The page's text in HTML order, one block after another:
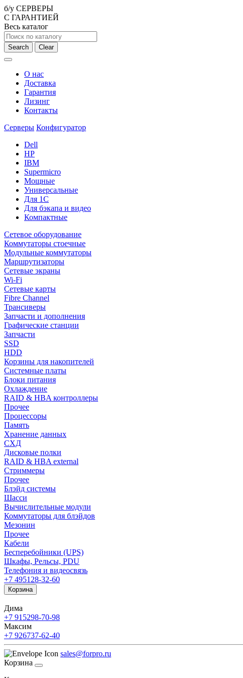
б/у СЕРВЕРЫ
С ГАРАНТИЕЙ
Весь каталог
Search Clear
О нас
Доставка
Гарантия
Лизинг
Контакты
Серверы Конфигуратор
Dell
HP
IBM
Supermicro
Мощные
Универсальные
Для 1С
Для бэкапа и видео
Компактные
Сетевое оборудование
Коммутаторы стоечные
Модульные коммутаторы
Маршрутизаторы
Сетевые экраны
Wi-Fi
Сетевые карты
Fibre Channel
Трансиверы
Запчасти и дополнения
Графические станции
Запчасти
SSD
HDD
Корзины для накопителей
Системные платы
Блоки питания
Охлаждение
RAID & HBA контроллеры
Прочее
Процессоры
Память
Хранение данных
СХД
Дисковые полки
RAID & HBA external
Стриммеры
Прочее
Блэйд системы
Шасси
Вычислительные модули
Коммутаторы для блэйдов
Мезонин
Прочее
Кабели
Бесперебойники (UPS)
Шкафы, Рельсы, PDU
Телефония и видеосвязь
+7 495128-32-60
Корзина
Дима
+7 915298-70-98
Максим
+7 926737-62-40
sales@forpro.ru
Корзина